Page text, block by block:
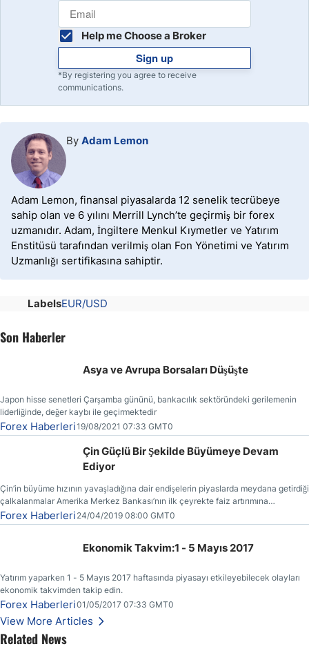
Help me Choose a Broker
Sign up
*By registering you agree to receive
communications.
By Adam Lemon
Adam Lemon, finansal piyasalarda 12 senelik tecrübeye
sahip olan ve 6 yılını Merrill Lynch’te geçirmiş bir forex
uzmanıdır. Adam, İngiltere Menkul Kıymetler ve Yatırım
Enstitüsü tarafından verilmiş olan Fon Yönetimi ve Yatırım
Uzmanlığı sertifikasına sahiptir.
LabelsEUR/USD
Son Haberler
Asya ve Avrupa Borsaları Düşüşte
Japon hisse senetleri Çarşamba gününü, bankacılık sektöründeki gerilemenin
liderliğinde, değer kaybı ile geçirmektedir
Forex Haberleri19/08/2021 07:33 GMT0
Çin Güçlü Bir Şekilde Büyümeye Devam
Ediyor
Çin’in büyüme hızının yavaşladığına dair endişelerin piyaslarda meydana getirdiği
çalkalanmalar Amerika Merkez Bankası’nın ilk çeyrekte faiz artırımına
gitmemesinin başlıca sebeplerinden bir tanesi olmuştur.
Forex Haberleri 24/04/2019 08:00 GMT0
Ekonomik Takvim:1 - 5 Mayıs 2017
Yatırım yaparken 1 - 5 Mayıs 2017 haftasında piyasayı etkileyebilecek olayları
ekonomik takvimden takip edin.
Forex Haberleri01/05/2017 07:33 GMT0
View More Articles
Related News